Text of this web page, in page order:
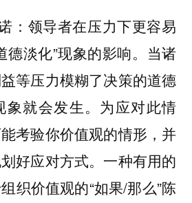
： 领导者在压力下更容易
德淡化”现象的影响。当诸
等压力模糊了决策的道德
象就会发生。为应对此情
考验你价值观的情形，并
好应对方式。一种有用的
织价值观的“如果/那么”陈